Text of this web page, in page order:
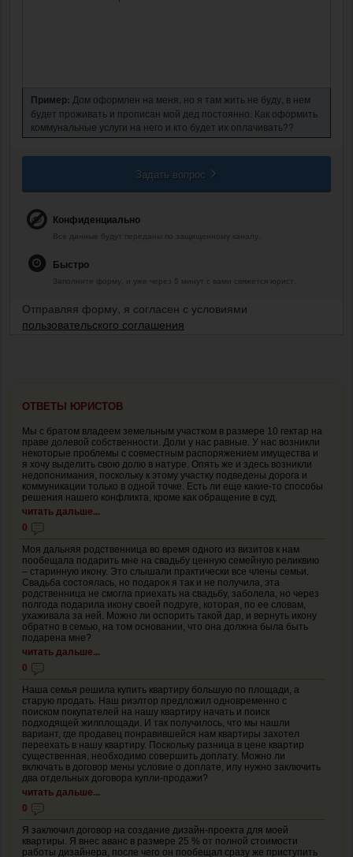
Пример: Дом оформлен на меня, но я там жить не буду, в нем
будет проживать и прописан мой дед постоянно. Как оформить
коммунальные услуги на него и кто будет их оплачивать??
Задать вопрос
Конфиденциально
Все данные будут переданы по защищенному каналу.
Быстро
Заполните форму, и уже через 5 минут с вами свяжется юрист.
Отправляя форму, я согласен с условиями
пользовательского соглашения
ОТВЕТЫ ЮРИСТОВ
Мы с братом владеем земельным участком в размере 10 гектар на
праве долевой собственности. Доли у нас равные. У нас возникли
некоторые проблемы с совместным распоряжением имущества и
я хочу выделить свою долю в натуре. Опять же и здесь возникли
недопонимания, поскольку к этому участку подведены дорога и
коммуникации только в одной точке. Есть ли еще какие-то способы
решения нашего конфликта, кроме как обращение в суд.
читать дальше...
0
Моя дальняя родственница во время одного из визитов к нам
пообещала подарить мне на свадьбу ценную семейную реликвию
– старинную икону. Это слышали практически все члены семьи.
Свадьба состоялась, но подарок я так и не получила, эта
родственница не смогла приехать на свадьбу, заболела, но через
полгода подарила икону своей подруге, которая, по ее словам,
ухаживала за ней. Можно ли оспорить такой дар, и вернуть икону
обратно в семью, на том основании, что она должна была быть
подарена мне?
читать дальше...
0
Наша семья решила купить квартиру большую по площади, а
старую продать. Наш риэлтор предложил одновременно с
поиском покупателей на нашу квартиру начать и поиск
подходящей жилплощади. И так получилось, что мы нашли
вариант, где продавец понравившейся нам квартиры захотел
переехать в нашу квартиру. Поскольку разница в цене квартир
существенная, необходимо совершить доплату. Можно ли
включать в договор мены условие о доплате, илу нужно заключить
два отдельных договора купли-продажи?
читать дальше...
0
Я заключил договор на создание дизайн-проекта для моей
квартиры. Я внес аванс в размере 25 % от полной стоимости
работы дизайнера, после чего он пообещал сразу же приступить